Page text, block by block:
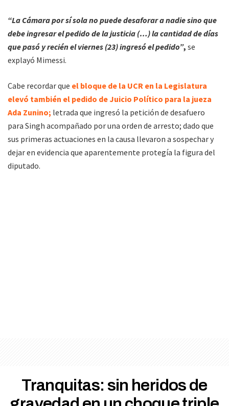
“La Cámara por sí sola no puede desaforar a nadie sino que
debe ingresar el pedido de la justicia (…) la cantidad de días
que pasó y recién el viernes (23) ingresó el pedido”, se
explayó Mimessi.
Cabe recordar que el bloque de la UCR en la Legislatura
elevó también el pedido de Juicio Político para la jueza
Ada Zunino; letrada que ingresó la petición de desafuero
para Singh acompañado por una orden de arresto; dado que
sus primeras actuaciones en la causa llevaron a sospechar y
dejar en evidencia que aparentemente protegía la figura del
diputado.
Tranquitas: sin heridos de